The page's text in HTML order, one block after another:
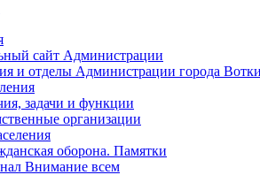
сайт Администрации
и отделы Администрации города
задачи и функции
организации
оборона. Памятки
Внимание всем